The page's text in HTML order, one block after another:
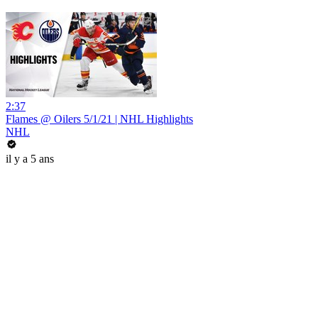
2:37
Flames @ Oilers 5/1/21 | NHL Highlights
NHL
il y a 5 ans